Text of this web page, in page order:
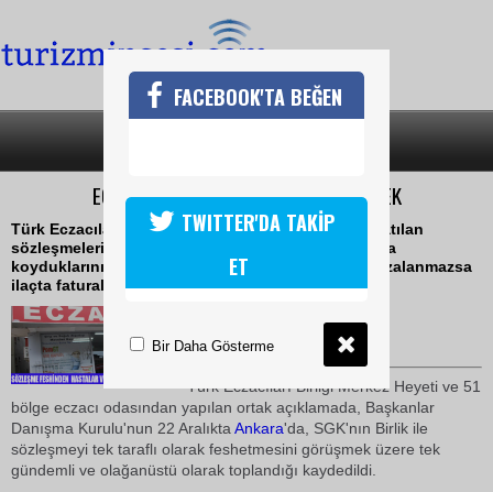
ECZACILAR SÖZLEŞMELERİ REDDEDECEK
Türk Eczacıları Birliği ''Eczacıların kendilerine dayatılan
sözleşmeleri tek tek reddedecekleri iradesini ortaya
koyduklarını, 16 Ocak'a kadar Birlikle sözleşme imzalanmazsa
ilaçta faturalı döneme geçileceğini'' bildirdi
TURİZMİN SESİ
Türk Eczacıları Birliği Merkez Heyeti ve 51
bölge eczacı odasından yapılan ortak açıklamada, Başkanlar
Danışma Kurulu'nun 22 Aralıkta Ankara'da, SGK'nın Birlik ile
sözleşmeyi tek taraflı olarak feshetmesini görüşmek üzere tek
gündemli ve olağanüstü olarak toplandığı kaydedildi.
FACEBOOK'TA BEĞEN
TWITTER'DA TAKİP
ET
Bir Daha Gösterme